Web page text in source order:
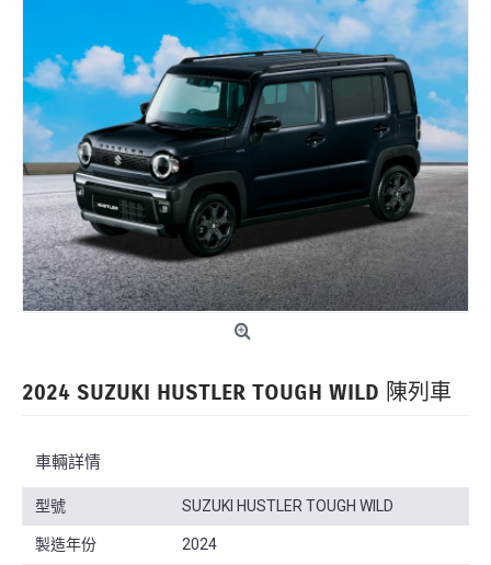
2024 SUZUKI HUSTLER TOUGH WILD 陳列車
車輛詳情
型號 SUZUKI HUSTLER TOUGH WILD
製造年份 2024